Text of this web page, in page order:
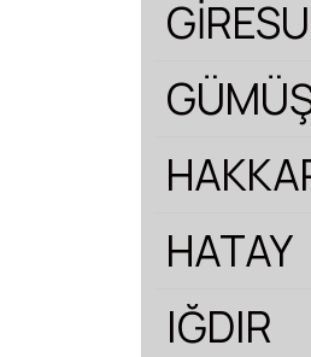
HATAY
IĞDIR